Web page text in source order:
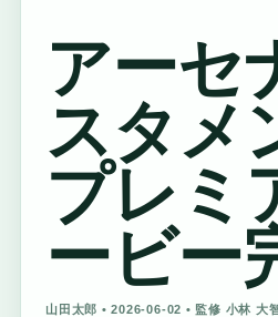
アーセ
スタメ
プレミ
ービー
山田太郎 • 2026-06-02 • 監修 小林 大